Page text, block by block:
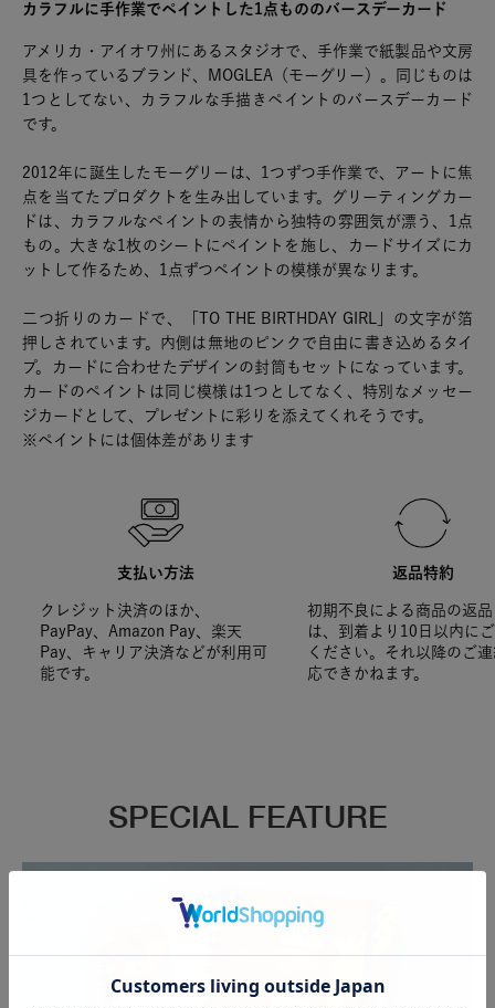
カラフルに手作業でペイントした1点もののバースデーカード
アメリカ・アイオワ州にあるスタジオで、手作業で紙製品や文房
具を作っているブランド、MOGLEA（モーグリー）。同じものは
1つとしてない、カラフルな手描きペイントのバースデーカード
です。
2012年に誕生したモーグリーは、1つずつ手作業で、アートに焦
点を当てたプロダクトを生み出しています。グリーティングカー
ドは、カラフルなペイントの表情から独特の雰囲気が漂う、1点
もの。大きな1枚のシートにペイントを施し、カードサイズにカ
ットして作るため、1点ずつペイントの模様が異なります。
二つ折りのカードで、「TO THE BIRTHDAY GIRL」の文字が箔
押しされています。内側は無地のピンクで自由に書き込めるタイ
プ。カードに合わせたデザインの封筒もセットになっています。
カードのペイントは同じ模様は1つとしてなく、特別なメッセー
ジカードとして、プレゼントに彩りを添えてくれそうです。
※ペイントには個体差があります
支払い方法
クレジット決済のほか、
PayPay、Amazon Pay、楽天
Pay、キャリア決済などが利用可
能です。
返品特約
初期不良による商品の返
は、到着より10日以内に
ください。それ以降のご
応できかねます。
SPECIAL FEATURE